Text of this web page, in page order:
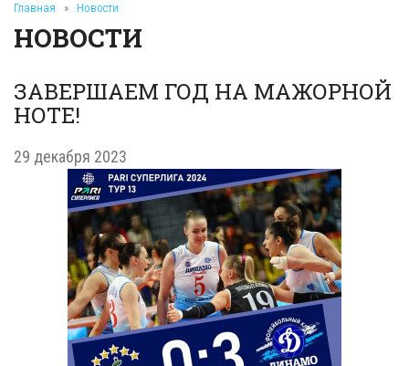
Главная » Новости
НОВОСТИ
ЗАВЕРШАЕМ ГОД НА МАЖОРНОЙ
НОТЕ!
29 декабря 2023